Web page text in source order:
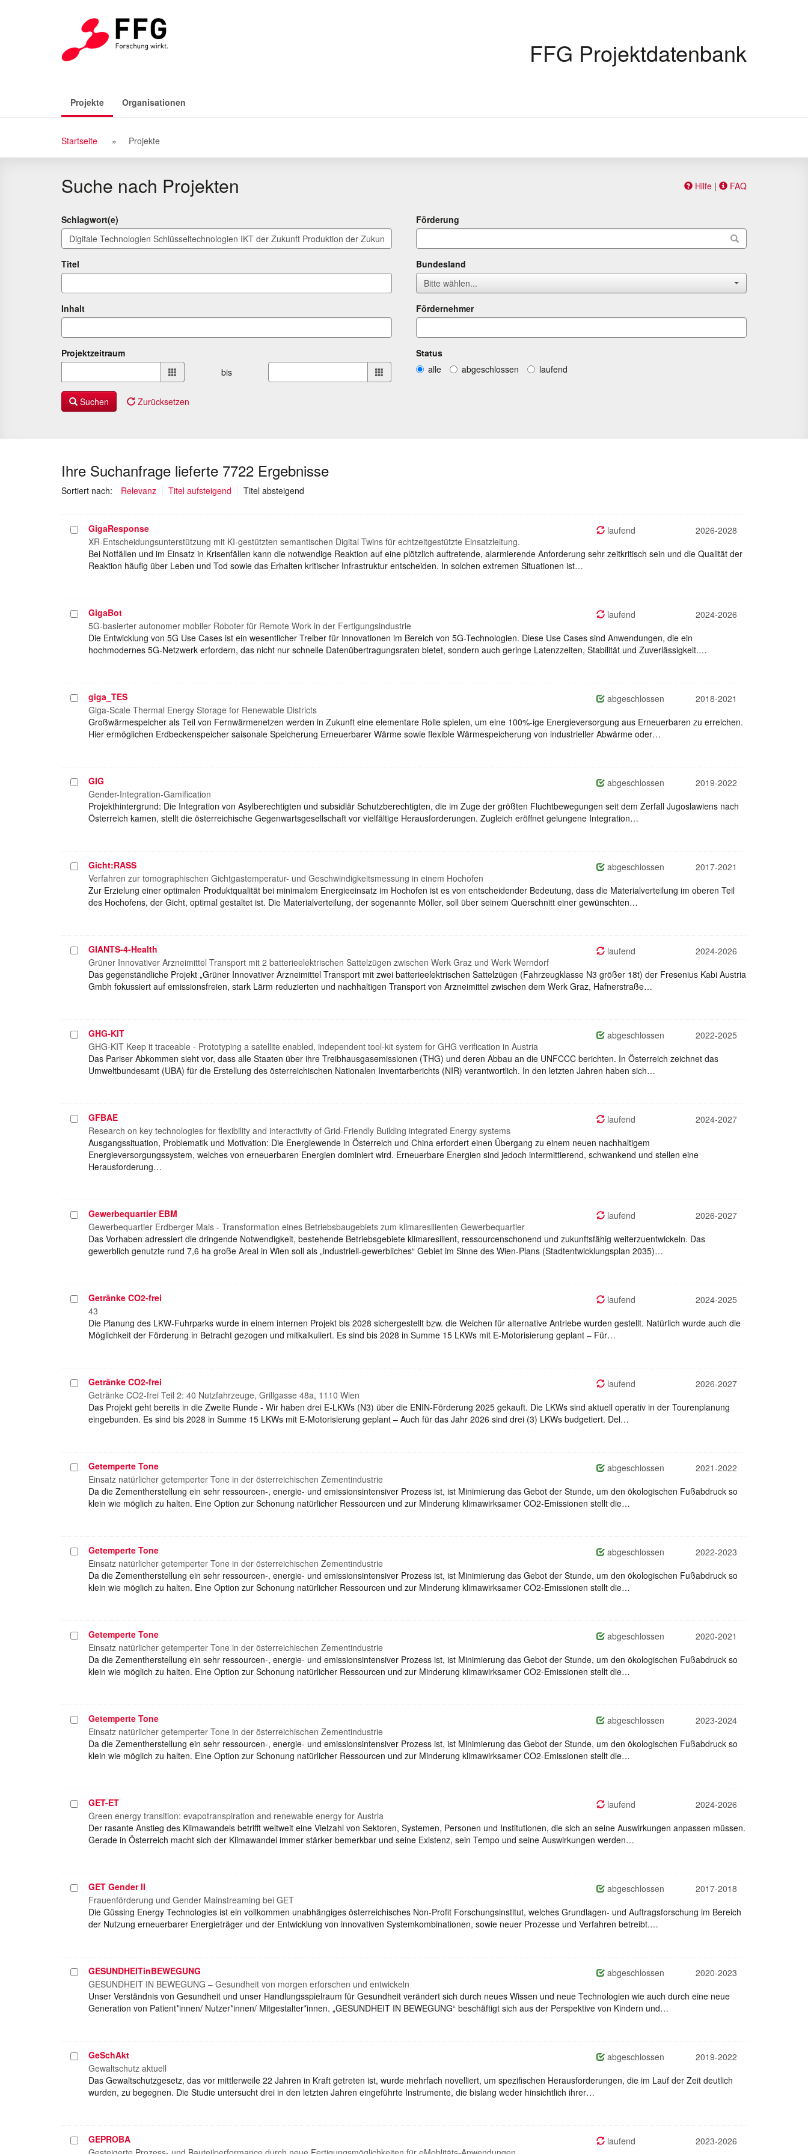
FFG Projektdatenbank
Projekte(aktiv)Organisationen
Breadcrumb
Navigation
Startseite Projekte
Suche nach Projekten Hilfe| FAQ
Schlagwort(e)
Titel
Inhalt
Projektzeitraum
von
bis
Förderung
Bundesland
Bitte wählen...
Fördernehmer
Status
alle
abgeschlossen laufend
Suchen Zurücksetzen
Ihre Suchanfrage lieferte 7722 Ergebnisse
Sortiert nach: Relevanz Titel aufsteigend Titel absteigend
Projekt
auswählen
GigaResponse laufend
2026-2028
XR-Entscheidungsunterstützung mit KI-gestützten semantischen Digital Twins für echtzeitgestützte Einsatzleitung.
Bei Notfällen und im Einsatz in Krisenfällen kann die notwendige Reaktion auf eine plötzlich auftretende, alarmierende Anforderung sehr zeitkritisch sein und die Qualität der
Reaktion häufig über Leben und Tod sowie das Erhalten kritischer Infrastruktur entscheiden. In solchen extremen Situationen ist…
Projekt
auswählen
GigaBot laufend
2024-2026
5G-basierter autonomer mobiler Roboter für Remote Work in der Fertigungsindustrie
Die Entwicklung von 5G Use Cases ist ein wesentlicher Treiber für Innovationen im Bereich von 5G-Technologien. Diese Use Cases sind Anwendungen, die ein
hochmodernes 5G-Netzwerk erfordern, das nicht nur schnelle Datenübertragungsraten bietet, sondern auch geringe Latenzzeiten, Stabilität und Zuverlässigkeit.…
Projekt
auswählen
giga_TES abgeschlossen
2018-2021
Giga-Scale Thermal Energy Storage for Renewable Districts
Großwärmespeicher als Teil von Fernwärmenetzen werden in Zukunft eine elementare Rolle spielen, um eine 100%-ige Energieversorgung aus Erneuerbaren zu erreichen.
Hier ermöglichen Erdbeckenspeicher saisonale Speicherung Erneuerbarer Wärme sowie flexible Wärmespeicherung von industrieller Abwärme oder…
Projekt
auswählen
GIG abgeschlossen
2019-2022
Gender-Integration-Gamification
Projekthintergrund: Die Integration von Asylberechtigten und subsidiär Schutzberechtigten, die im Zuge der größten Fluchtbewegungen seit dem Zerfall Jugoslawiens nach
Österreich kamen, stellt die österreichische Gegenwartsgesellschaft vor vielfältige Herausforderungen. Zugleich eröffnet gelungene Integration…
Projekt
auswählen
Gicht:RASS abgeschlossen
2017-2021
Verfahren zur tomographischen Gichtgastemperatur- und Geschwindigkeitsmessung in einem Hochofen
Zur Erzielung einer optimalen Produktqualität bei minimalem Energieeinsatz im Hochofen ist es von entscheidender Bedeutung, dass die Materialverteilung im oberen Teil
des Hochofens, der Gicht, optimal gestaltet ist. Die Materialverteilung, der sogenannte Möller, soll über seinem Querschnitt einer gewünschten…
Projekt
auswählen
GIANTS-4-Health laufend
2024-2026
Grüner Innovativer Arzneimittel Transport mit 2 batterieelektrischen Sattelzügen zwischen Werk Graz und Werk Werndorf
Das gegenständliche Projekt „Grüner Innovativer Arzneimittel Transport mit zwei batterieelektrischen Sattelzügen (Fahrzeugklasse N3 größer 18t) der Fresenius Kabi Austria
Gmbh fokussiert auf emissionsfreien, stark Lärm reduzierten und nachhaltigen Transport von Arzneimittel zwischen dem Werk Graz, Hafnerstraße…
Projekt
auswählen
GHG-KIT abgeschlossen
2022-2025
GHG-KIT Keep it traceable - Prototyping a satellite enabled, independent tool-kit system for GHG verification in Austria
Das Pariser Abkommen sieht vor, dass alle Staaten über ihre Treibhausgasemissionen (THG) und deren Abbau an die UNFCCC berichten. In Österreich zeichnet das
Umweltbundesamt (UBA) für die Erstellung des österreichischen Nationalen Inventarberichts (NIR) verantwortlich. In den letzten Jahren haben sich…
Projekt
auswählen
GFBAE laufend
2024-2027
Research on key technologies for flexibility and interactivity of Grid-Friendly Building integrated Energy systems
Ausgangssituation, Problematik und Motivation: Die Energiewende in Österreich und China erfordert einen Übergang zu einem neuen nachhaltigem
Energieversorgungssystem, welches von erneuerbaren Energien dominiert wird. Erneuerbare Energien sind jedoch intermittierend, schwankend und stellen eine
Herausforderung…
Projekt
auswählen
Gewerbequartier EBM laufend
2026-2027
Gewerbequartier Erdberger Mais - Transformation eines Betriebsbaugebiets zum klimaresilienten Gewerbequartier
Das Vorhaben adressiert die dringende Notwendigkeit, bestehende Betriebsgebiete klimaresilient, ressourcenschonend und zukunftsfähig weiterzuentwickeln. Das
gewerblich genutzte rund 7,6 ha große Areal in Wien soll als „industriell-gewerbliches“ Gebiet im Sinne des Wien-Plans (Stadtentwicklungsplan 2035)…
Projekt
auswählen
Getränke CO2-frei laufend
2024-2025
43
Die Planung des LKW-Fuhrparks wurde in einem internen Projekt bis 2028 sichergestellt bzw. die Weichen für alternative Antriebe wurden gestellt. Natürlich wurde auch die
Möglichkeit der Förderung in Betracht gezogen und mitkalkuliert. Es sind bis 2028 in Summe 15 LKWs mit E-Motorisierung geplant – Für…
Projekt
auswählen
Getränke CO2-frei laufend
2026-2027
Getränke CO2-frei Teil 2: 40 Nutzfahrzeuge, Grillgasse 48a, 1110 Wien
Das Projekt geht bereits in die Zweite Runde - Wir haben drei E-LKWs (N3) über die ENIN-Förderung 2025 gekauft. Die LKWs sind aktuell operativ in der Tourenplanung
eingebunden. Es sind bis 2028 in Summe 15 LKWs mit E-Motorisierung geplant – Auch für das Jahr 2026 sind drei (3) LKWs budgetiert. Del…
Projekt
auswählen
Getemperte Tone abgeschlossen
2021-2022
Einsatz natürlicher getemperter Tone in der österreichischen Zementindustrie
Da die Zementherstellung ein sehr ressourcen-, energie- und emissionsintensiver Prozess ist, ist Minimierung das Gebot der Stunde, um den ökologischen Fußabdruck so
klein wie möglich zu halten. Eine Option zur Schonung natürlicher Ressourcen und zur Minderung klimawirksamer CO2-Emissionen stellt die…
Projekt
auswählen
Getemperte Tone abgeschlossen
2022-2023
Einsatz natürlicher getemperter Tone in der österreichischen Zementindustrie
Da die Zementherstellung ein sehr ressourcen-, energie- und emissionsintensiver Prozess ist, ist Minimierung das Gebot der Stunde, um den ökologischen Fußabdruck so
klein wie möglich zu halten. Eine Option zur Schonung natürlicher Ressourcen und zur Minderung klimawirksamer CO2-Emissionen stellt die…
Projekt
auswählen
Getemperte Tone abgeschlossen
2020-2021
Einsatz natürlicher getemperter Tone in der österreichischen Zementindustrie
Da die Zementherstellung ein sehr ressourcen-, energie- und emissionsintensiver Prozess ist, ist Minimierung das Gebot der Stunde, um den ökologischen Fußabdruck so
klein wie möglich zu halten. Eine Option zur Schonung natürlicher Ressourcen und zur Minderung klimawirksamer CO2-Emissionen stellt die…
Projekt
auswählen
Getemperte Tone abgeschlossen
2023-2024
Einsatz natürlicher getemperter Tone in der österreichischen Zementindustrie
Da die Zementherstellung ein sehr ressourcen-, energie- und emissionsintensiver Prozess ist, ist Minimierung das Gebot der Stunde, um den ökologischen Fußabdruck so
klein wie möglich zu halten. Eine Option zur Schonung natürlicher Ressourcen und zur Minderung klimawirksamer CO2-Emissionen stellt die…
Projekt
auswählen
GET-ET laufend
2024-2026
Green energy transition: evapotranspiration and renewable energy for Austria
Der rasante Anstieg des Klimawandels betrifft weltweit eine Vielzahl von Sektoren, Systemen, Personen und Institutionen, die sich an seine Auswirkungen anpassen müssen.
Gerade in Österreich macht sich der Klimawandel immer stärker bemerkbar und seine Existenz, sein Tempo und seine Auswirkungen werden…
Projekt
auswählen
GET Gender II abgeschlossen
2017-2018
Frauenförderung und Gender Mainstreaming bei GET
Die Güssing Energy Technologies ist ein vollkommen unabhängiges österreichisches Non-Profit Forschungsinstitut, welches Grundlagen- und Auftragsforschung im Bereich
der Nutzung erneuerbarer Energieträger und der Entwicklung von innovativen Systemkombinationen, sowie neuer Prozesse und Verfahren betreibt.…
Projekt
auswählen
GESUNDHEITinBEWEGUNG abgeschlossen
2020-2023
GESUNDHEIT IN BEWEGUNG – Gesundheit von morgen erforschen und entwickeln
Unser Verständnis von Gesundheit und unser Handlungsspielraum für Gesundheit verändert sich durch neues Wissen und neue Technologien wie auch durch eine neue
Generation von Patient*innen/ Nutzer*innen/ Mitgestalter*innen. „GESUNDHEIT IN BEWEGUNG“ beschäftigt sich aus der Perspektive von Kindern und…
Projekt
auswählen
GeSchAkt abgeschlossen
2019-2022
Gewaltschutz aktuell
Das Gewaltschutzgesetz, das vor mittlerweile 22 Jahren in Kraft getreten ist, wurde mehrfach novelliert, um spezifischen Herausforderungen, die im Lauf der Zeit deutlich
wurden, zu begegnen. Die Studie untersucht drei in den letzten Jahren eingeführte Instrumente, die bislang weder hinsichtlich ihrer…
ProjektGEPROBA laufend
2023-2026